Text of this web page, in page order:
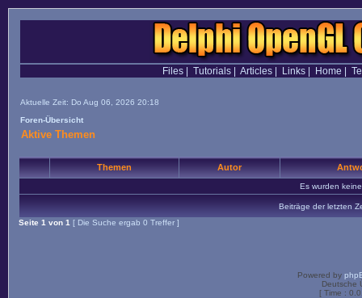
Files| Tutorials| Articles| Links| Home
Aktuelle Zeit: Do Aug 06, 2026 20:18
Foren-Übersicht
Aktive Themen
Themen Autor
Es wurden
Beiträge der letzten
Seite 1 von 1 [ Die Suche ergab 0 Treffer ]
Powered by
Deutsche
[ Time :